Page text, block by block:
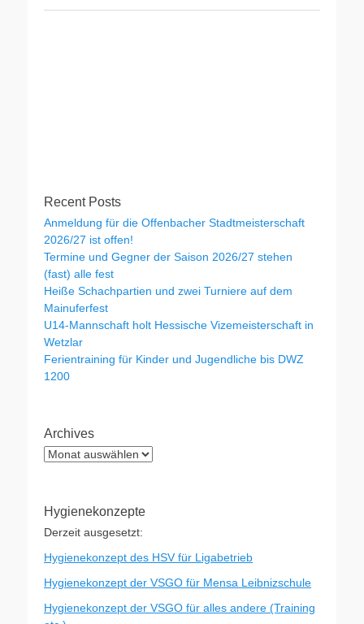
Recent Posts
Anmeldung für die Offenbacher Stadtmeisterschaft
2026/27 ist offen!
Termine und Gegner der Saison 2026/27 stehen
(fast) alle fest
Heiße Schachpartien und zwei Turniere auf dem
Mainuferfest
U14-Mannschaft holt Hessische Vizemeisterschaft in
Wetzlar
Ferientraining für Kinder und Jugendliche bis DWZ
1200
Archives
Archives
Hygienekonzepte
Derzeit ausgesetzt:
Hygienekonzept des HSV für Ligabetrieb
Hygienekonzept der VSGO für Mensa Leibnizschule
Hygienekonzept der VSGO für alles andere (Training